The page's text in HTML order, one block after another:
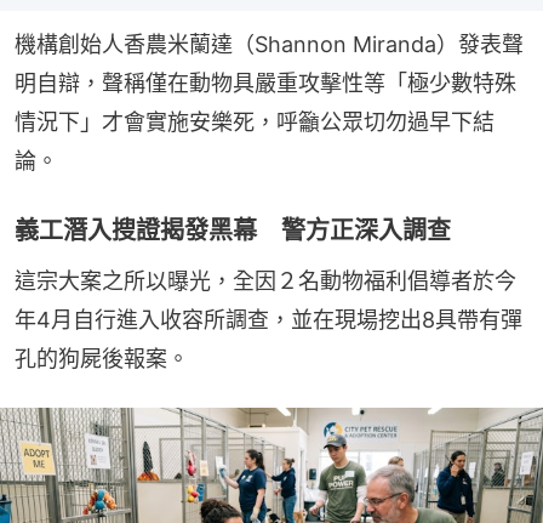
機構創始人香農米蘭達（Shannon Miranda）發表聲
明自辯，聲稱僅在動物具嚴重攻擊性等「極少數特殊
情況下」才會實施安樂死，呼籲公眾切勿過早下結
論。
義工潛入搜證揭發黑幕 警方正深入調查
這宗大案之所以曝光，全因２名動物福利倡導者於今
年4月自行進入收容所調查，並在現場挖出8具帶有彈
孔的狗屍後報案。